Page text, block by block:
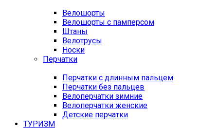
Велошорты
Велошорты с памперсом
Штаны
Велотрусы
Носки
Перчатки
Перчатки с длинным пальцем
Перчатки без пальцев
Велоперчатки зимние
Велоперчатки женские
Детские перчатки
ТУРИЗМ